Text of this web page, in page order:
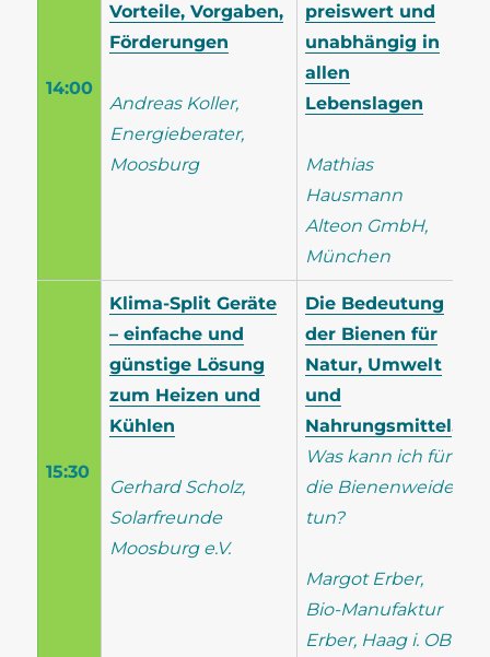
14:00
Vorteile, Vorgaben,
Förderungen
Andreas Koller,
Energieberater,
Moosburg
preiswert und
unabhängig in
allen
Lebenslagen
Mathias
Hausmann
Alteon GmbH,
München
15:30
Klima-Split Geräte
– einfache und
günstige Lösung
zum Heizen und
Kühlen
Gerhard Scholz,
Solarfreunde
Moosburg e.V.
Die Bedeutung
der Bienen für
Natur, Umwelt
und
Nahrungsmittel.
Was kann ich für
die Bienenweide
tun?
Margot Erber,
Bio-Manufaktur
Erber, Haag i. OB